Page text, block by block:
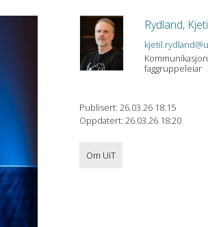
Rydland,
faggruppeleiar
Publisert: 26.03.26 18:15
Oppdatert: 26.03.26 18:20
Om UiT